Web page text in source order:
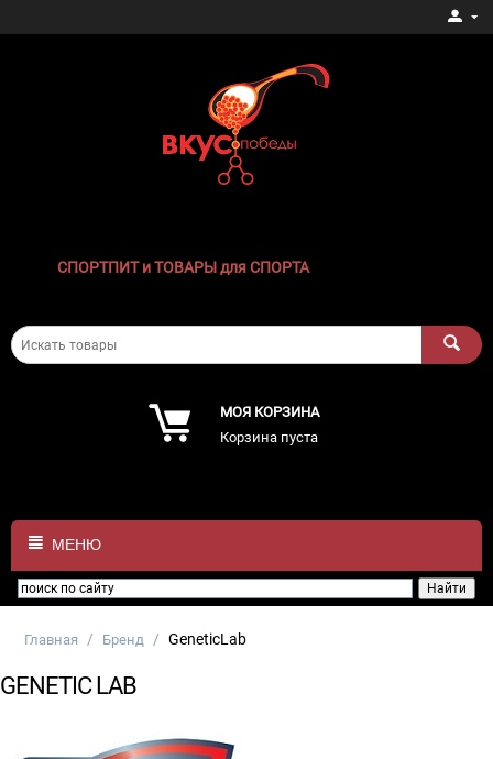
СПОРТПИТ и ТОВАРЫ для СПОРТА
МОЯ КОРЗИНА
Корзина пуста
МЕНЮ
Главная / Бренд / GeneticLab
GENETIC LAB